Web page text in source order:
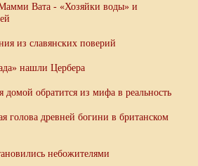
Вата - «Хозяйки воды» и
из славянских поверий
нашли Цербера
домой обратится из мифа в реальность
голова древней богини в британском
небожителями